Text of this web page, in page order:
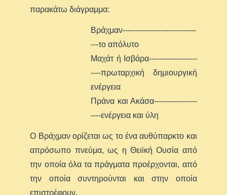
παρακάτω διάγραμμα:
Βράχμαν-----------------------------
---το απόλυτο
Μαχάτ ή Ισβάρα-------------------
----πρωταρχική δημιουργική
ενέργεια
Πράνα και Ακάσα-----------------
----ενέργεια και ύλη
Ο Βράχμαν ορίζεται ως το ένα αυθύπαρκτο και
απρόσωπο πνεύμα, ως η Θειϊκή Ουσία από
την οποία όλα τα πράγματα προέρχονται, από
την οποία συντηρούνται και στην οποία
επιστρέφουν.